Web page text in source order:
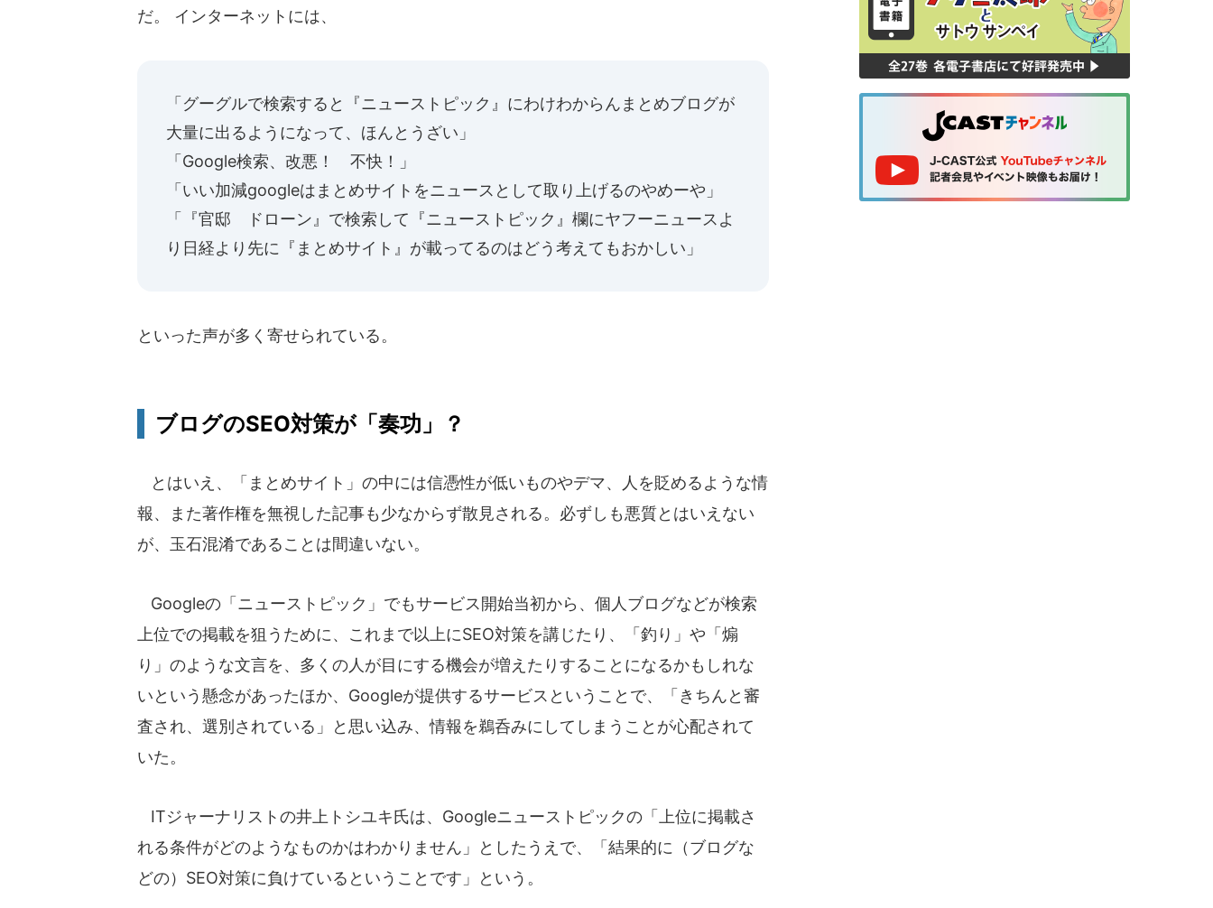
だ。 インターネットには、
「グーグルで検索すると『ニューストピック』にわけわからんまとめブログが
大量に出るようになって、ほんとうざい」
「Google検索、改悪！ 不快！」
「いい加減googleはまとめサイトをニュースとして取り上げるのやめーや」
「『官邸 ドローン』で検索して『ニューストピック』欄にヤフーニュースよ
り日経より先に『まとめサイト』が載ってるのはどう考えてもおかしい」
といった声が多く寄せられている。
ブログのSEO対策が「奏功」？
とはいえ、「まとめサイト」の中には信憑性が低いものやデマ、人を貶めるような情
報、また著作権を無視した記事も少なからず散見される。必ずしも悪質とはいえない
が、玉石混淆であることは間違いない。
Googleの「ニューストピック」でもサービス開始当初から、個人ブログなどが検索
上位での掲載を狙うために、これまで以上にSEO対策を講じたり、「釣り」や「煽
り」のような文言を、多くの人が目にする機会が増えたりすることになるかもしれな
いという懸念があったほか、Googleが提供するサービスということで、「きちんと審
査され、選別されている」と思い込み、情報を鵜呑みにしてしまうことが心配されて
いた。
ITジャーナリストの井上トシユキ氏は、Googleニューストピックの「上位に掲載さ
れる条件がどのようなものかはわかりません」としたうえで、「結果的に（ブログな
どの）SEO対策に負けているということです」という。